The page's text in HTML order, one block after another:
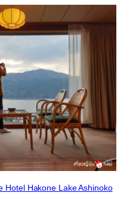
Hotel Hakone Lake Ashinoko